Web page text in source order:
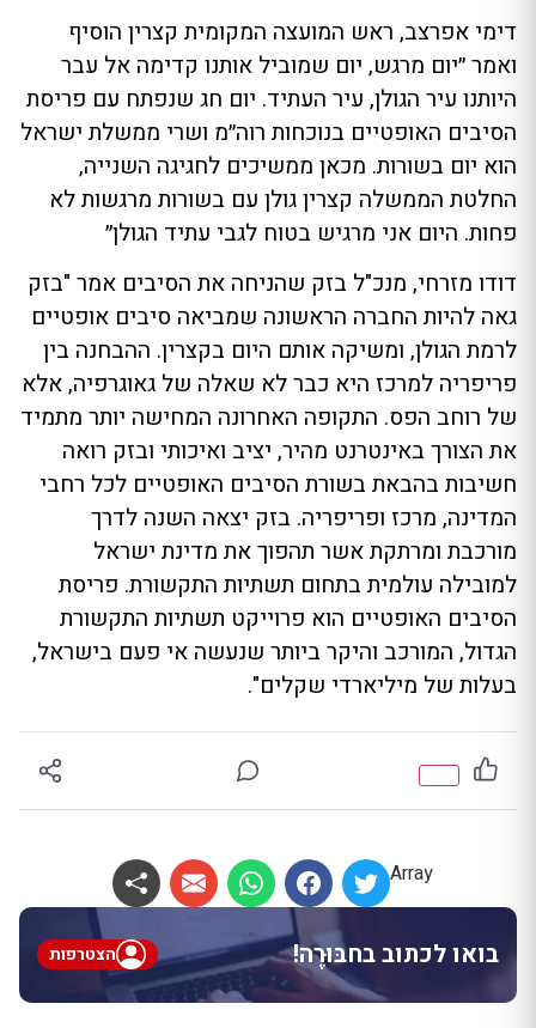
דימי אפרצב, ראש המועצה המקומית קצרין הוסיף
ואמר ״יום מרגש, יום שמוביל אותנו קדימה אל עבר
היותנו עיר הגולן, עיר העתיד. יום חג שנפתח עם פריסת
הסיבים האופטיים בנוכחות רוה״מ ושרי ממשלת ישראל
הוא יום בשורות. מכאן ממשיכים לחגיגה השנייה,
החלטת הממשלה קצרין גולן עם בשורות מרגשות לא
פחות. היום אני מרגיש בטוח לגבי עתיד הגולן״
דודו מזרחי, מנכ"ל בזק שהניחה את הסיבים אמר "בזק
גאה להיות החברה הראשונה שמביאה סיבים אופטיים
לרמת הגולן, ומשיקה אותם היום בקצרין. ההבחנה בין
פריפריה למרכז היא כבר לא שאלה של גאוגרפיה, אלא
של רוחב הפס. התקופה האחרונה המחישה יותר מתמיד
את הצורך באינטרנט מהיר, יציב ואיכותי ובזק רואה
חשיבות בהבאת בשורת הסיבים האופטיים לכל רחבי
המדינה, מרכז ופריפריה. בזק יצאה השנה לדרך
מורכבת ומרתקת אשר תהפוך את מדינת ישראל
למובילה עולמית בתחום תשתיות התקשורת. פריסת
הסיבים האופטיים הוא פרוייקט תשתיות התקשורת
הגדול, המורכב והיקר ביותר שנעשה אי פעם בישראל,
בעלות של מיליארדי שקלים".
Array
בואו לכתוב בחבּוּרֶה! הצטרפות